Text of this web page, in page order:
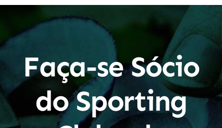
Faça-se Sócio
do Sporting